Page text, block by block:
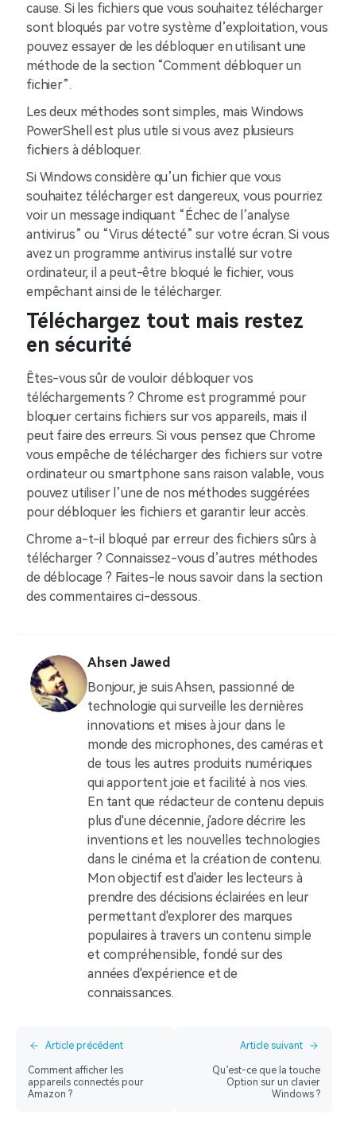
cause. Si les fichiers que vous souhaitez télécharger
sont bloqués par votre système d’exploitation, vous
pouvez essayer de les débloquer en utilisant une
méthode de la section “Comment débloquer un
fichier”.
Les deux méthodes sont simples, mais Windows
PowerShell est plus utile si vous avez plusieurs
fichiers à débloquer.
Si Windows considère qu’un fichier que vous
souhaitez télécharger est dangereux, vous pourriez
voir un message indiquant “Échec de l’analyse
antivirus” ou “Virus détecté” sur votre écran. Si vous
avez un programme antivirus installé sur votre
ordinateur, il a peut-être bloqué le fichier, vous
empêchant ainsi de le télécharger.
Téléchargez tout mais restez
en sécurité
Êtes-vous sûr de vouloir débloquer vos
téléchargements ? Chrome est programmé pour
bloquer certains fichiers sur vos appareils, mais il
peut faire des erreurs. Si vous pensez que Chrome
vous empêche de télécharger des fichiers sur votre
ordinateur ou smartphone sans raison valable, vous
pouvez utiliser l’une de nos méthodes suggérées
pour débloquer les fichiers et garantir leur accès.
Chrome a-t-il bloqué par erreur des fichiers sûrs à
télécharger ? Connaissez-vous d’autres méthodes
de déblocage ? Faites-le nous savoir dans la section
des commentaires ci-dessous.
Ahsen Jawed
Bonjour, je suis Ahsen, passionné de
technologie qui surveille les dernières
innovations et mises à jour dans le
monde des microphones, des caméras et
de tous les autres produits numériques
qui apportent joie et facilité à nos vies.
En tant que rédacteur de contenu depuis
plus d'une décennie, j'adore décrire les
inventions et les nouvelles technologies
dans le cinéma et la création de contenu.
Mon objectif est d'aider les lecteurs à
prendre des décisions éclairées en leur
permettant d'explorer des marques
populaires à travers un contenu simple
et compréhensible, fondé sur des
années d'expérience et de
connaissances.
Article précédent
Comment afficher les
appareils connectés pour
Amazon ?
Article suivant
Qu’est-ce que la touche
Option sur un clavier
Windows ?